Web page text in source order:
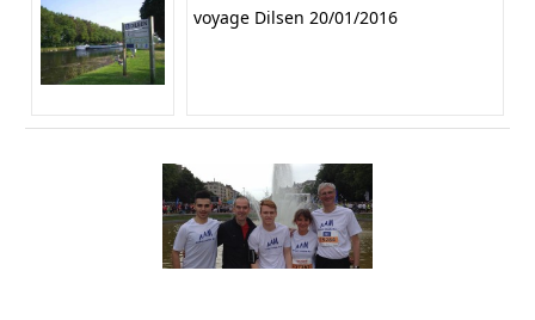
voyage Dilsen 20/01/2016